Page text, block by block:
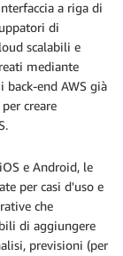
a riga di
di
scalabili e
mediante
end AWS già
creare
e Android, le
per casi d'uso e
che
di aggiungere
previsioni (per